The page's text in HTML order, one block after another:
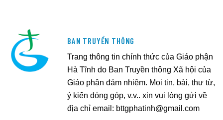
BAN TRUYỀN THÔNG
Trang thông tin chính thức của Giáo phận
Hà Tĩnh do Ban Truyền thông Xã hội của
Giáo phận đảm nhiệm. Mọi tin, bài, thư từ,
ý kiến đóng góp, v.v.. xin vui lòng gửi về
địa chỉ email: bttgphatinh@gmail.com